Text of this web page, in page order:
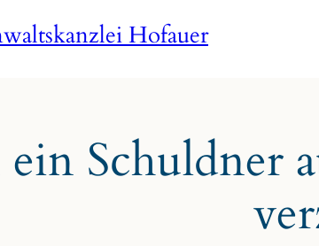
Hofauer
Schuldner